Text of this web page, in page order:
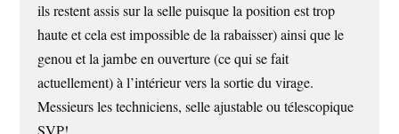
ils restent assis sur la selle puisque la position est trop
haute et cela est impossible de la rabaisser) ainsi que le
genou et la jambe en ouverture (ce qui se fait
actuellement) à l’intérieur vers la sortie du virage.
Messieurs les techniciens, selle ajustable ou télescopique